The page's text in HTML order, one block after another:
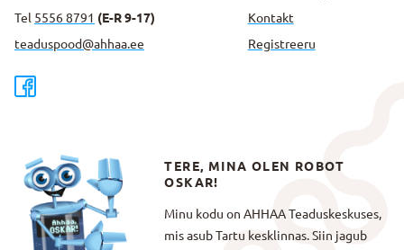
Tel 5556 8791 (E-R 9-17)
teaduspood@ahhaa.ee
Kontakt
Registreeru
TERE, MINA OLEN ROBOT
OSKAR!
Minu kodu on AHHAA Teaduskeskuses,
mis asub Tartu kesklinnas. Siin jagub